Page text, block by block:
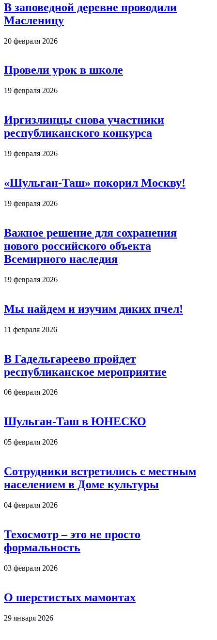
В заповедной деревне проводили
Масленицу
20 февраля 2026
Провели урок в школе
19 февраля 2026
Иргизлинцы снова участники
республиканского конкурса
19 февраля 2026
«Шульган-Таш» покорил Москву!
19 февраля 2026
Важное решение для сохранения
нового российского объекта
Всемирного наследия
19 февраля 2026
Мы найдем и изучим диких пчел!
11 февраля 2026
В Гадельгареево пройдет
республиканское мероприятие
06 февраля 2026
Шульган-Таш в ЮНЕСКО
05 февраля 2026
Сотрудники встретились с местным
населением в Доме культуры
04 февраля 2026
Техосмотр – это не просто
формальность
03 февраля 2026
О шерстистых мамонтах
29 января 2026